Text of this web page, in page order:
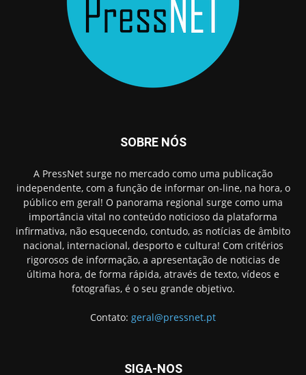
SOBRE NÓS
A PressNet surge no mercado como uma publicação
independente, com a função de informar on-line, na hora, o
público em geral! O panorama regional surge como uma
importância vital no conteúdo noticioso da plataforma
infirmativa, não esquecendo, contudo, as notícias de âmbito
nacional, internacional, desporto e cultura! Com critérios
rigorosos de informação, a apresentação de noticias de
última hora, de forma rápida, através de texto, vídeos e
fotografias, é o seu grande objetivo.
Contato: geral@pressnet.pt
SIGA-NOS